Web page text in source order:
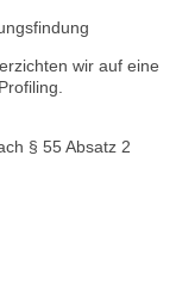
wir auf eine
§ 55 Absatz 2